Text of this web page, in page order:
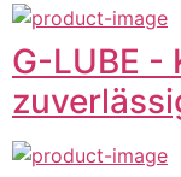
G-LUBE -